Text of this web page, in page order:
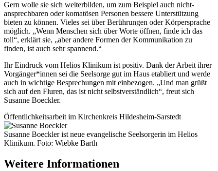
Gern wolle sie sich weiterbilden, um zum Beispiel auch nicht-
ansprechbaren oder komatösen Personen bessere Unterstützung
bieten zu können. Vieles sei über Berührungen oder Körpersprache
möglich. „Wenn Menschen sich über Worte öffnen, finde ich das
toll“, erklärt sie, „aber andere Formen der Kommunikation zu
finden, ist auch sehr spannend.“
Ihr Eindruck vom Helios Klinikum ist positiv. Dank der Arbeit ihrer
Vorgänger*innen sei die Seelsorge gut im Haus etabliert und werde
auch in wichtige Besprechungen mit einbezogen. „Und man grüßt
sich auf den Fluren, das ist nicht selbstverständlich“, freut sich
Susanne Boeckler.
Öffentlichkeitsarbeit im Kirchenkreis Hildesheim-Sarstedt
Susanne Boeckler ist neue evangelische Seelsorgerin im Helios
Klinikum. Foto: Wiebke Barth
Weitere Informationen